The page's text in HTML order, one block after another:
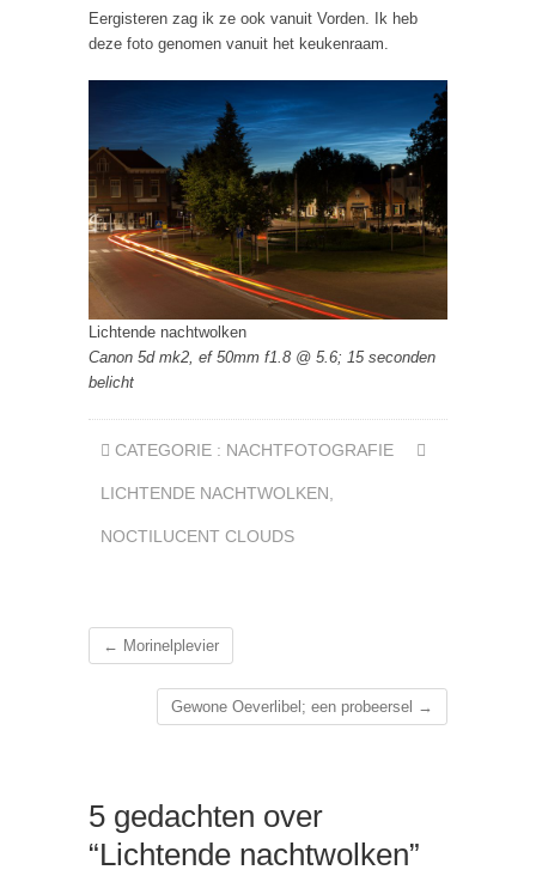
Eergisteren zag ik ze ook vanuit Vorden. Ik heb
deze foto genomen vanuit het keukenraam.
Lichtende nachtwolken
Canon 5d mk2, ef 50mm f1.8 @ 5.6; 15 seconden
belicht
CATEGORIE : NACHTFOTOGRAFIE
LICHTENDE NACHTWOLKEN
NOCTILUCENT CLOUDS
← Morinelplevier
Gewone Oeverlibel; een probeersel →
5 gedachten over
“Lichtende nachtwolken”